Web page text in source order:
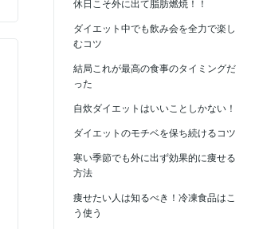
休日こそ外に出て脂肪燃焼！！
ダイエット中でも飲み会を全力で楽し
むコツ
結局これが最高の食事のタイミングだ
った
自炊ダイエットはいいことしかない！
ダイエットのモチベを保ち続けるコツ
寒い季節でも外に出ず効果的に痩せる
方法
痩せたい人は知るべき！冷凍食品はこ
う使う